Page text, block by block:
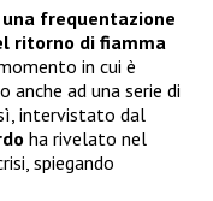
frequentazione
ritorno di fiamma
in cui è
ad una serie di
intervistato dal
ha rivelato nel
spiegando